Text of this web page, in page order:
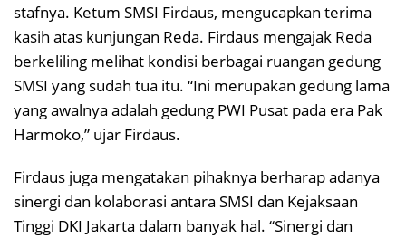
stafnya. Ketum SMSI Firdaus, mengucapkan terima
kasih atas kunjungan Reda. Firdaus mengajak Reda
berkeliling melihat kondisi berbagai ruangan gedung
SMSI yang sudah tua itu. “Ini merupakan gedung lama
yang awalnya adalah gedung PWI Pusat pada era Pak
Harmoko,” ujar Firdaus.
Firdaus juga mengatakan pihaknya berharap adanya
sinergi dan kolaborasi antara SMSI dan Kejaksaan
Tinggi DKI Jakarta dalam banyak hal. “Sinergi dan